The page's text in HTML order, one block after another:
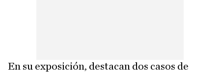
En su exposición, destacan dos casos de